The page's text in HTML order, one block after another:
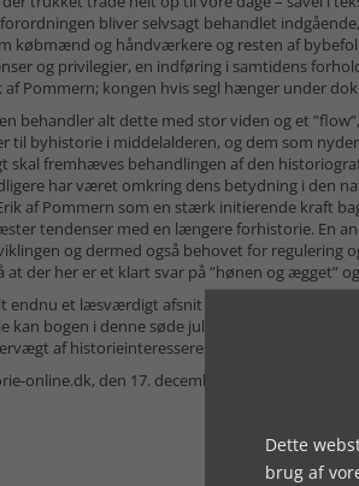
forordningen bliver selvsagt behandlet
købmænd og håndværkere og resten af
og privilegier, en indføring i samtidens
af Pommern; kongen hvis segl hænger under
behandler alt dette med stor viden og et
til byhistorie i middelalderen, og dem som
skal fremhæves behandlingen af den
har været omkring dens betydning i den
af Pommern som en stærk initierende kraft
tendenser med en længere forhistorie. En
og dermed også behovet for regulering
at der her er et klart svar på ”hønen og ægget”
endnu et læsværdigt afsnit af de 100
kan bogen i denne søde juletid (skrevet 15/12)
af historieinteresserede rundt om ris-á-la-
online.dk, den 17. december 2024]
Dette
brug af